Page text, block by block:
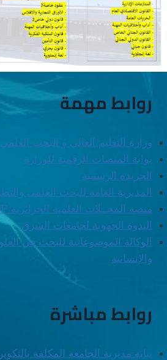
روابط مهمة
وزارة التعليم العالي و البحث العلمي
بوابة المنصات الرقمية للوزارة
الجريدة الرسمية
المديرية العامة للبحث العلمي
منصة المجــلات العلمية الجزائرية
الندوة الجهوية لجامعات الشرق
الوكالة الموضوعاتية للبحث في
والإنسانية
روابط مباشرة
نيابة مديرية الجامعة المكلفة